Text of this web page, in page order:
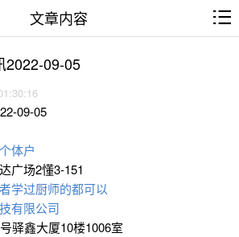
文章内容
2022-09-05
09-05
体户
广场2懂3-151
学过厨师的都可以
有限公司
驿鑫大厦10楼1006室